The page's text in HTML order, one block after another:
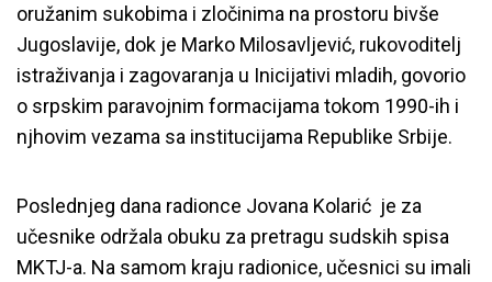
oružanim sukobima i zločinima na prostoru bivše
Jugoslavije, dok je Marko Milosavljević, rukovoditelj
istraživanja i zagovaranja u Inicijativi mladih, govorio
o srpskim paravojnim formacijama tokom 1990-ih i
njhovim vezama sa institucijama Republike Srbije.
Poslednjeg dana radionce Jovana Kolarić je za
učesnike održala obuku za pretragu sudskih spisa
MKTJ-a. Na samom kraju radionice, učesnici su imali